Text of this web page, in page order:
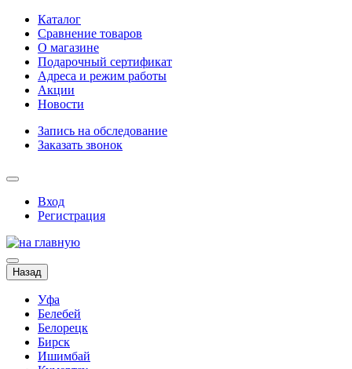
Каталог
Сравнение товаров
О магазине
Подарочный сертификат
Адреса и режим работы
Акции
Новости
Запись на обследование
Заказать звонок
Вход
Регистрация
Назад
Уфа
Белебей
Белорецк
Бирск
Ишимбай